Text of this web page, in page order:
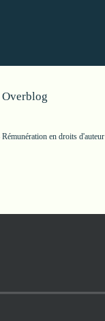
Overblog
Rémunération en droits d'auteur